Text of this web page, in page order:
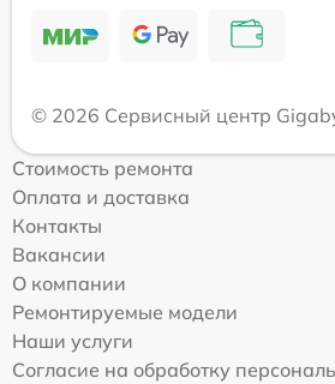
© 2026 Сервисный центр
Стоимость ремонта
Оплата и доставка
Контакты
Вакансии
О компании
Ремонтируемые модели
Наши услуги
Согласие на обработку